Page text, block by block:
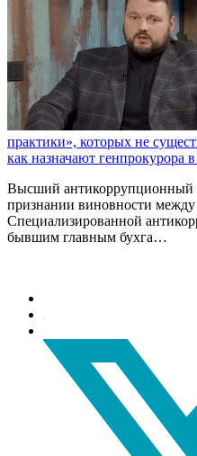
практики», которых не
как назначают генпрокурора
Высший антикоррупционный
признании виновности
Специализированной
бывшим главным бухга…